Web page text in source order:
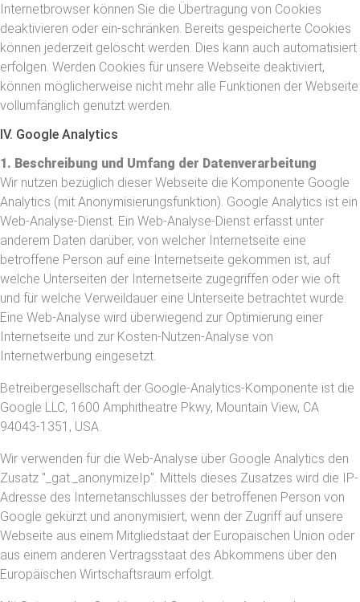
Internetbrowser können Sie die Übertragung von Cookies
deaktivieren oder ein-schränken. Bereits gespeicherte Cookies
können jederzeit gelöscht werden. Dies kann auch automatisiert
erfolgen. Werden Cookies für unsere Webseite deaktiviert,
können möglicherweise nicht mehr alle Funktionen der Webseite
vollumfänglich genutzt werden.
IV. Google Analytics
1. Beschreibung und Umfang der Datenverarbeitung
Wir nutzen bezüglich dieser Webseite die Komponente Google
Analytics (mit Anonymisierungsfunktion). Google Analytics ist ein
Web-Analyse-Dienst. Ein Web-Analyse-Dienst erfasst unter
anderem Daten darüber, von welcher Internetseite eine
betroffene Person auf eine Internetseite gekommen ist, auf
welche Unterseiten der Internetseite zugegriffen oder wie oft
und für welche Verweildauer eine Unterseite betrachtet wurde.
Eine Web-Analyse wird überwiegend zur Optimierung einer
Internetseite und zur Kosten-Nutzen-Analyse von
Internetwerbung eingesetzt.
Betreibergesellschaft der Google-Analytics-Komponente ist die
Google LLC, 1600 Amphitheatre Pkwy, Mountain View, CA
94043-1351, USA.
Wir verwenden für die Web-Analyse über Google Analytics den
Zusatz "_gat._anonymizeIp". Mittels dieses Zusatzes wird die IP-
Adresse des Internetanschlusses der betroffenen Person von
Google gekürzt und anonymisiert, wenn der Zugriff auf unsere
Webseite aus einem Mitgliedstaat der Europäischen Union oder
aus einem anderen Vertragsstaat des Abkommens über den
Europäischen Wirtschaftsraum erfolgt.